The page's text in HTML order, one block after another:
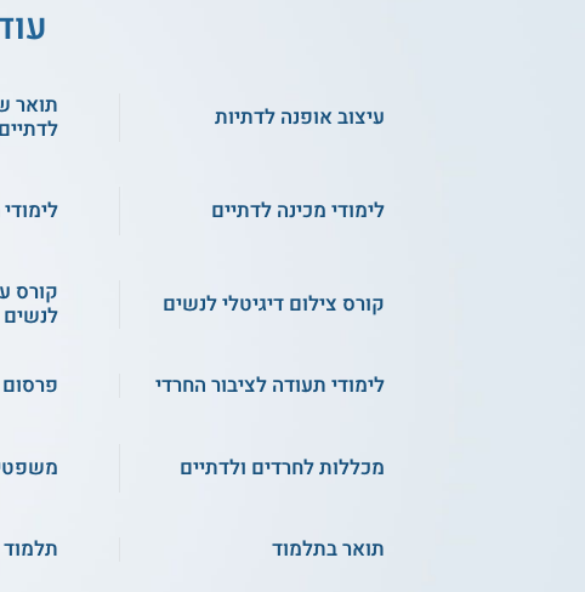
עיצוב אופנה לדתיות
תואר
לדתיים
לימודי מכינה לדתיים
קורס צילום דיגיטלי לנשים
קורס
לנשים
לימודי תעודה לציבור החרדי
מכללות לחרדים ולדתיים
תואר בתלמוד